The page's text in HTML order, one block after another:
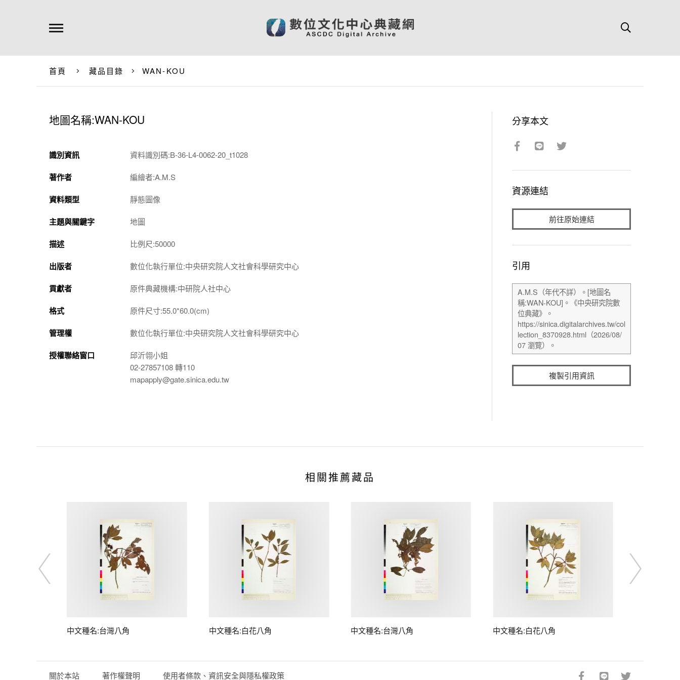
首頁 藏品目錄 WAN-KOU
地圖名稱:WAN-KOU
識別資訊 資料識別碼:B-36-L4-0062-20_t1028
著作者 編繪者:A.M.S
資料類型 靜態圖像
主題與關鍵字 地圖
描述 比例尺:50000
出版者 數位化執行單位:中央研究院人文社會科學研究中心
貢獻者 原件典藏機構:中研院人社中心
格式 原件尺寸:55.0*60.0(cm)
管理權 數位化執行單位:中央研究院人文社會科學研究中心
授權聯絡窗口
邱沂翎小姐
02-27857108 轉110
mapapply@gate.sinica.edu.tw
分享本文
資源連結
前往原始連結
引用
複製引用資訊
相關推薦藏品
中文種名:台灣八角 中文種名:白花八角 中文種名:台灣八角 中文種名:白花八角
關於本站 著作權聲明 使用者條款、資訊安全與隱私權政策